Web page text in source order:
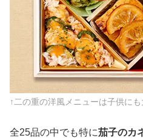
↑二の重の洋風メニューは子供にも
全25品の中でも特に茄子のカ